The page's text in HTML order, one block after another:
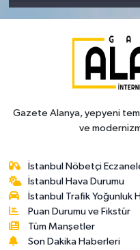
Gazete Alanya, yepyeni
ve
İstanbul Nöbetçi
İstanbul Hava Durumu
İstanbul Trafik Yoğunluk
Puan Durumu ve Fikstür
Tüm Manşetler
Son Dakika Haberleri